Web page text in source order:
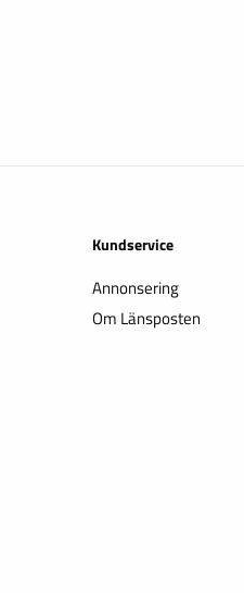
Kundservice
Annonsering
Om Länsposten